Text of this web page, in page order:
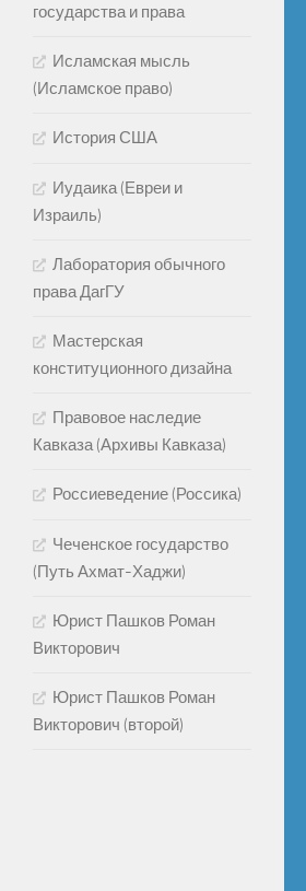
государства и права
Исламская мысль
(Исламское право)
История США
Иудаика (Евреи и
Израиль)
Лаборатория обычного
права ДагГУ
Мастерская
конституционного дизайна
Правовое наследие
Кавказа (Архивы Кавказа)
Россиеведение (Россика)
Чеченское государство
(Путь Ахмат-Хаджи)
Юрист Пашков Роман
Викторович
Юрист Пашков Роман
Викторович (второй)